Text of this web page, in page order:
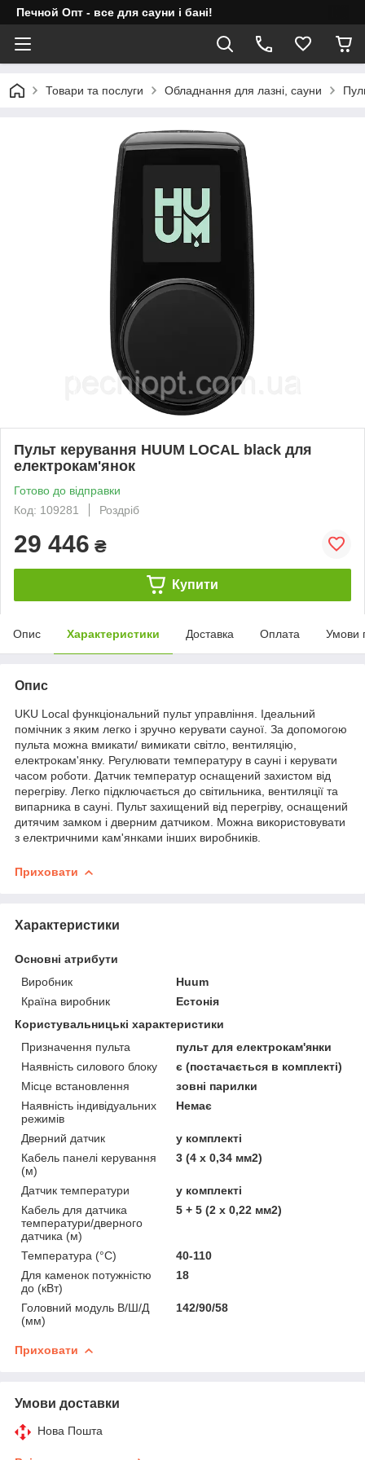
Печной Опт - все для сауни і бані!
Товари та послуги Обладнання для лазні, сауни
Пульт керування HUUM LOCAL black для
електрокам'янок
Готово до відправки
Код: 109281
Роздріб
29 446 ₴
Купити
Опис Характеристики Доставка Оплата Умови
Опис
UKU Local функціональний пульт управління. Ідеальний
помічник з яким легко і зручно керувати сауної. За допомогою
пульта можна вмикати/ вимикати світло, вентиляцію,
електрокам'янку. Регулювати температуру в сауні і керувати
часом роботи. Датчик температур оснащений захистом від
перегріву. Легко підключається до світильника, вентиляції та
випарника в сауні. Пульт захищений від перегріву, оснащений
дитячим замком і дверним датчиком. Можна використовувати
з електричними кам'янками інших виробників.
Приховати
Характеристики
Основні атрибути
Виробник
Huum
Країна виробник
Естонія
Користувальницькі характеристики
Призначення пульта
пульт для електрокам'янки
Наявність силового блоку
є (постачається в комплекті)
Місце встановлення
зовні парилки
Наявність індивідуальних
режимів
Немає
Дверний датчик
у комплекті
Кабель панелі керування
(м)
3 (4 x 0,34 мм2)
Датчик температури
у комплекті
Кабель для датчика
температури/дверного
датчика (м)
5 + 5 (2 x 0,22 мм2)
Температура (°C)
40-110
Для каменок потужністю
до (кВт)
18
Головний модуль В/Ш/Д
(мм)
142/90/58
Приховати
Умови доставки
Нова Пошта